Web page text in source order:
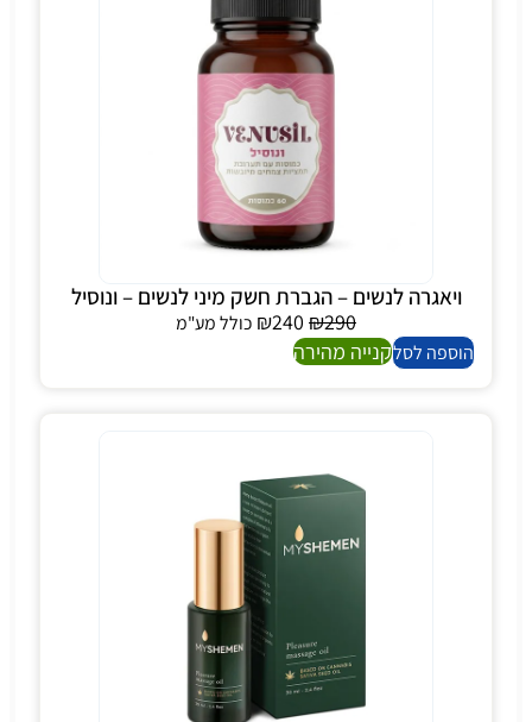
ויאגרה לנשים – הגברת חשק מיני לנשים – ונוסיל
₪290
₪240
כולל מע"מ
הוספה לסלקנייה מהירה